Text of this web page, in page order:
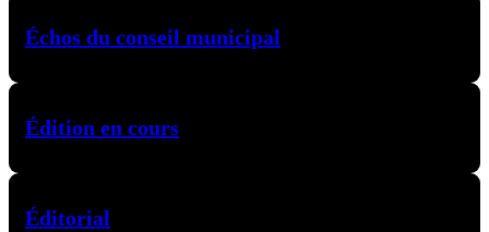
Échos du conseil municipal
Édition en cours
Éditorial